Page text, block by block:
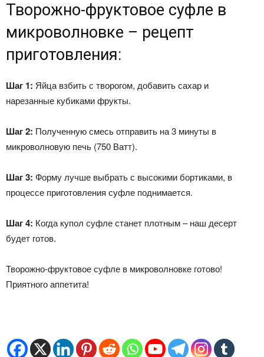
Творожно-фруктовое суфле в
микроволновке – рецепт
приготовления:
Шаг 1: Яйца взбить с творогом, добавить сахар и
нарезанные кубиками фрукты.
Шаг 2: Полученную смесь отправить на 3 минуты в
микроволновую печь (750 Ватт).
Шаг 3: Форму лучше выбрать с высокими бортиками, в
процессе приготовления суфле поднимается.
Шаг 4: Когда купол суфле станет плотным – наш десерт
будет готов.
Творожно-фруктовое суфле в микроволновке готово!
Приятного аппетита!